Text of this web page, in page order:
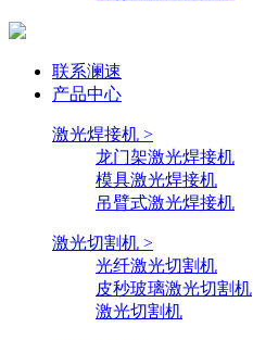
联系澜速
产品中心
激光焊接机 >
龙门架激光焊接机
模具激光焊接机
吊臂式激光焊接机
激光切割机 >
光纤激光切割机
皮秒玻璃激光切割机
激光切割机